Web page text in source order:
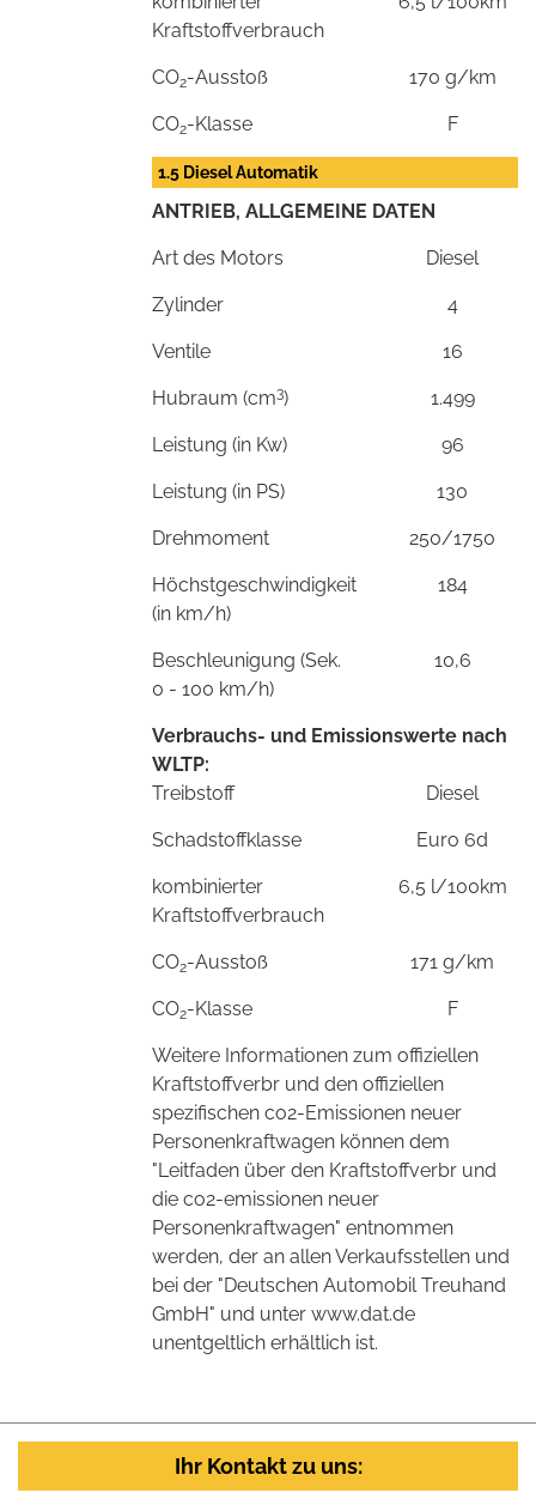
Kraftstoffverbrauch
CO2-Ausstoß 170 g/km
CO2-Klasse F
1.5 Diesel Automatik
ANTRIEB, ALLGEMEINE DATEN
Art des Motors Diesel
Zylinder 4
Ventile 16
Hubraum (cm3) 1.499
Leistung (in Kw) 96
Leistung (in PS) 130
Drehmoment 250/1750
Höchstgeschwindigkeit
(in km/h)
184
Beschleunigung (Sek.
0 - 100 km/h)
10,6
Verbrauchs- und Emissionswerte nach
WLTP:
Treibstoff
Diesel
Schadstoffklasse Euro 6d
kombinierter
Kraftstoffverbrauch
6,5 l/100km
CO2-Ausstoß 171 g/km
CO2-Klasse F
Weitere Informationen zum offiziellen
Kraftstoffverbr und den offiziellen
spezifischen co2-Emissionen neuer
Personenkraftwagen können dem
"Leitfaden über den Kraftstoffverbr und
die co2-emissionen neuer
Personenkraftwagen" entnommen
werden, der an allen Verkaufsstellen und
bei der "Deutschen Automobil Treuhand
GmbH" und unter www.dat.de
unentgeltlich erhältlich ist.
Ihr Kontakt zu uns: